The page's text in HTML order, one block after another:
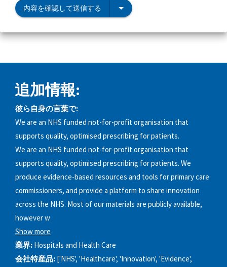
内容を確認して送信する
追加情報:
彼ら自身の言葉で:
We are an NHS funded not-for-profit organisation that
supports quality, optimised prescribing for patients.
We are an NHS funded not-for-profit organisation that
supports quality, optimised prescribing for patients. We
produce evidence-based resources and tools for primary care
commissioners, and provide a platform to share innovation
across the NHS. Most of our materials are publicly available,
however w
Show more
業界: Hospitals and Health Care
会社特産品: ['NHS', 'Healthcare', 'Innovation', 'Evidence',